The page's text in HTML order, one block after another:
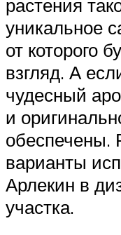
растения
уникальное
от которого
взгляд. А
чудесный
и
обеспечены.
варианты
Арлекин в
участка.